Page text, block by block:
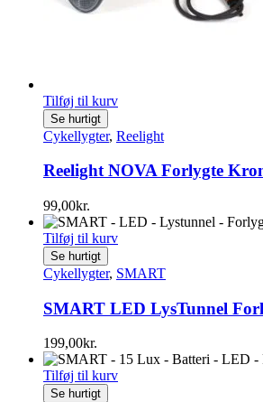
Tilføj til kurv
Se hurtigt
Cykellygter, Reelight
Reelight NOVA Forlygte
99,00kr.
Tilføj til kurv
Se hurtigt
Cykellygter, SMART
SMART LED LysTunnel
199,00kr.
Tilføj til kurv
Se hurtigt